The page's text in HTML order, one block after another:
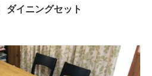
イニングセット